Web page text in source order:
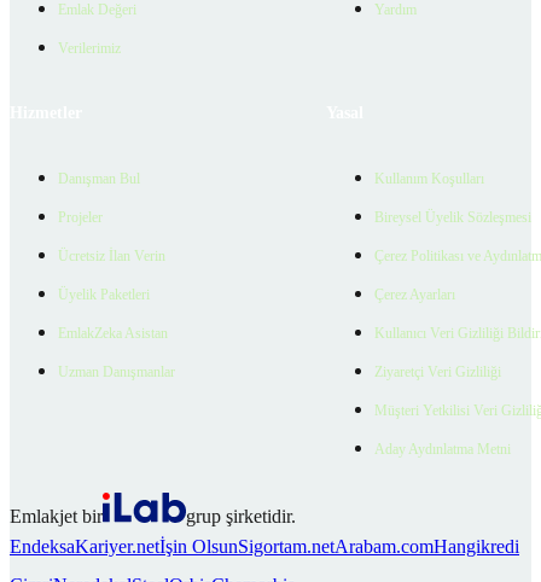
Emlak Değeri
Verilerimiz
Yardım
Danışman Bul
Projeler
Ücretsiz İlan Verin
Üyelik Paketleri
EmlakZeka Asistan
Uzman Danışmanlar
Kullanım Koşulları
Bireysel Üyelik Sözleşmesi
Çerez Politikası ve
Çerez Ayarları
Kullanıcı Veri Gizliliği
Ziyaretçi Veri Gizliliği
Müşteri Yetkilisi Veri
Aday Aydınlatma Metni
Emlakjet bir
grup şirketidir.
EndeksaKariyer.netİşin OlsunSigortam.netArabam.comHangikredi